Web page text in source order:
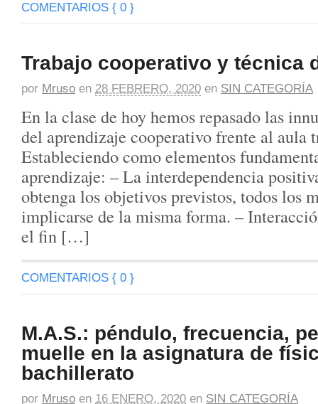
COMENTARIOS { 0 }
Trabajo cooperativo y técnica
por Mruso en 28 FEBRERO, 2020 en SIN CATEGORÍA
En la clase de hoy hemos repasado las
del aprendizaje cooperativo frente al aula
Estableciendo como elementos
aprendizaje: – La interdependencia
obtenga los objetivos previstos, todos los
implicarse de la misma forma. –
el fin […]
COMENTARIOS { 0 }
M.A.S.: péndulo, frecuencia,
muelle en la asignatura de
bachillerato
por Mruso en 16 ENERO, 2020 en SIN CATEGORÍA